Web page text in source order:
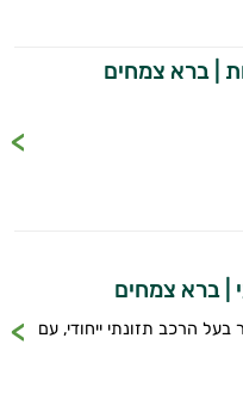
| ברא צמחים
בעל הרכב תזונתי ייחודי, עם
מידע קליניים
הטבעית
את תוספי
למטרות
לך אילו רכיבים